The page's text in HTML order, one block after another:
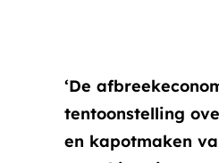
‘De
tentoonstelling
en kapotmaken